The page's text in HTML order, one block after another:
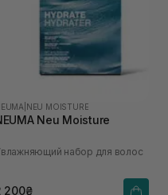
NEU MOISTURE
Neu Moisture
набор для волос
200₴